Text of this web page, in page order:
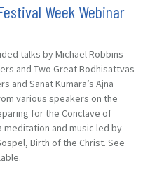
Week Webinar
talks by Michael Robbins
and Two Great Bodhisattvas
and Sanat Kumara’s Ajna
various speakers on the
for the Conclave of
meditation and music led by
Birth of the Christ. See